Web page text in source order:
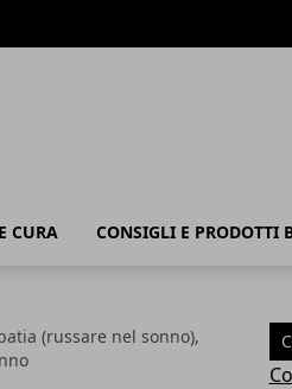
CURA CONSIGLI E PRODOTTI
(russare nel sonno),